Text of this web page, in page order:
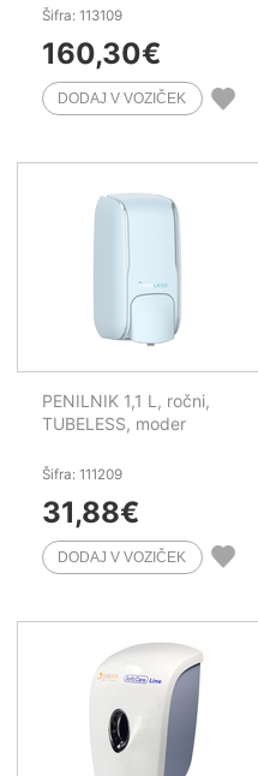
Šifra: 113109
160,30€
PENILNIK 1,1 L, ročni,
TUBELESS, moder
Šifra: 111209
31,88€